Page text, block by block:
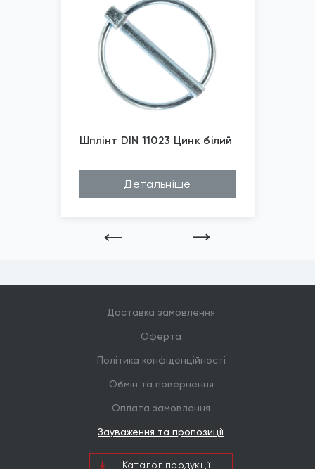
Шплінт DIN 11023 Цинк білий
Зображені фото є...
Детальніше
Доставка замовлення
Оферта
Політика конфіденційності
Обмін та повернення
Оплата замовлення
Зауваження та пропозиції
Каталог продукцiї